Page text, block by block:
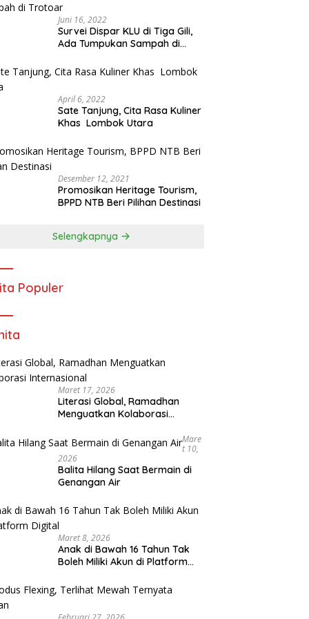
Juni 16, 2022
Survei Dispar KLU di Tiga Gili,
Ada Tumpukan Sampah di
April 6, 2022
Sate Tanjung, Cita Rasa Kuliner
Khas Lombok Utara
Desember 12, 2021
Promosikan Heritage Tourism,
BPPD NTB Beri Pilihan Destinasi
Selengkapnya
Populer
Maret 17, 2026
Literasi Global, Ramadhan
Menguatkan Kolaborasi
Mare
T 10,
2026
Balita Hilang Saat Bermain di
Genangan Air
Maret 8, 2026
Anak di Bawah 16 Tahun Tak
Boleh Miliki Akun di Platform